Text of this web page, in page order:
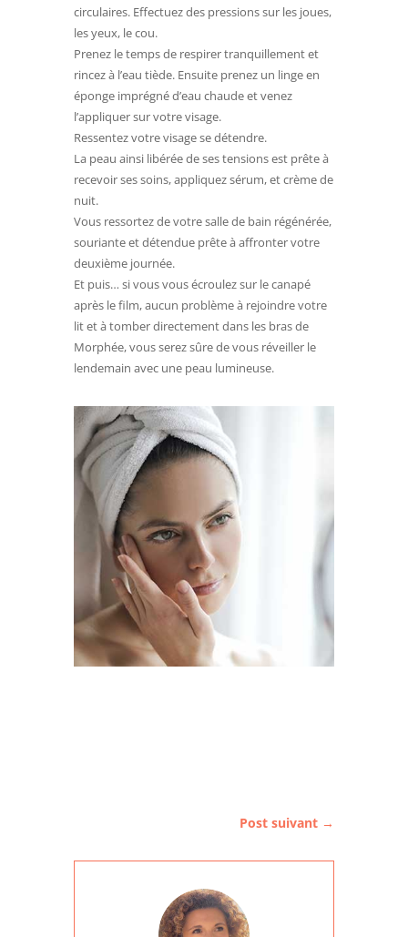
circulaires. Effectuez des pressions sur les joues,
les yeux, le cou.
Prenez le temps de respirer tranquillement et
rincez à l’eau tiède. Ensuite prenez un linge en
éponge imprégné d’eau chaude et venez
l’appliquer sur votre visage.
Ressentez votre visage se détendre.
La peau ainsi libérée de ses tensions est prête à
recevoir ses soins, appliquez sérum, et crème de
nuit.
Vous ressortez de votre salle de bain régénérée,
souriante et détendue prête à affronter votre
deuxième journée.
Et puis… si vous vous écroulez sur le canapé
après le film, aucun problème à rejoindre votre
lit et à tomber directement dans les bras de
Morphée, vous serez sûre de vous réveiller le
lendemain avec une peau lumineuse.
Post suivant →